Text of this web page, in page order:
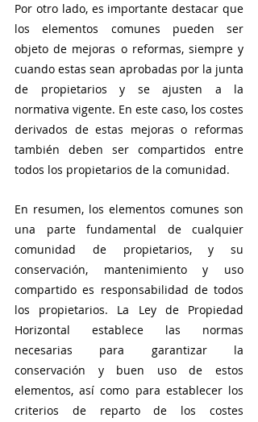
Por otro lado, es importante destacar que
los elementos comunes pueden ser
objeto de mejoras o reformas, siempre y
cuando estas sean aprobadas por la junta
de propietarios y se ajusten a la
normativa vigente. En este caso, los costes
derivados de estas mejoras o reformas
también deben ser compartidos entre
todos los propietarios de la comunidad.
En resumen, los elementos comunes son
una parte fundamental de cualquier
comunidad de propietarios, y su
conservación, mantenimiento y uso
compartido es responsabilidad de todos
los propietarios. La Ley de Propiedad
Horizontal establece las normas
necesarias para garantizar la
conservación y buen uso de estos
elementos, así como para establecer los
criterios de reparto de los costes